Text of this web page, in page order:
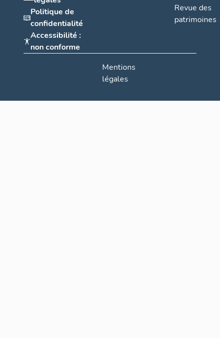
Politique de
confidentialité
Accessibilité :
non conforme
Revue des
patrimoines
Mentions
légales